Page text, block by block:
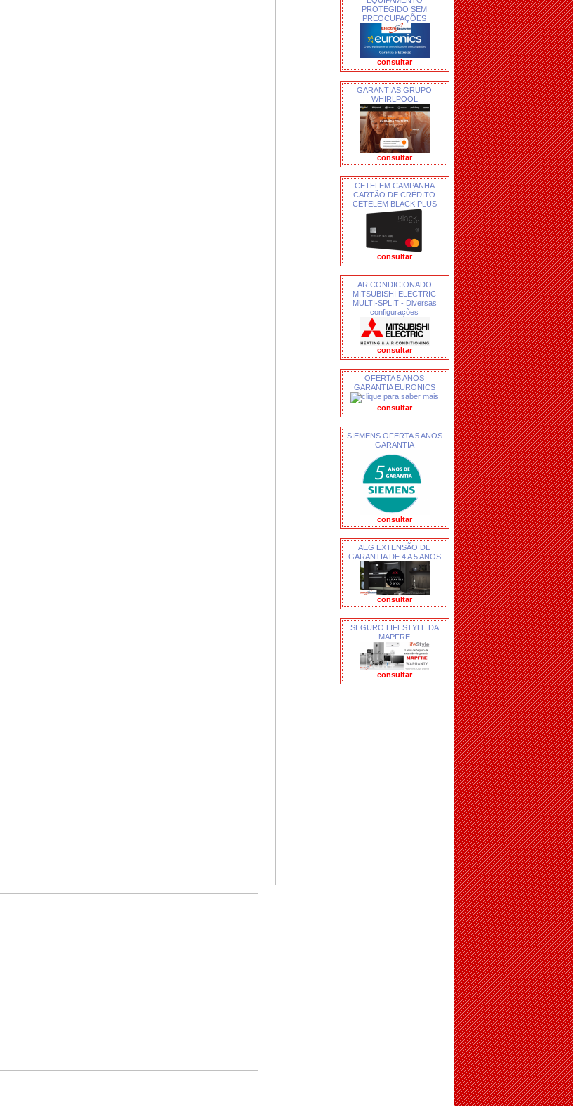
PROTEGIDO SEM
PREOCUPAÇÕES
consultar
GARANTIAS GRUPO
WHIRLPOOL
consultar
CETELEM CAMPANHA
CARTÃO DE CRÉDITO
CETELEM BLACK PLUS
consultar
AR CONDICIONADO
MITSUBISHI ELECTRIC
MULTI-SPLIT - Diversas
configurações
consultar
OFERTA 5 ANOS
GARANTIA EURONICS
consultar
SIEMENS OFERTA 5 ANOS
GARANTIA
consultar
AEG EXTENSÃO DE
GARANTIA DE 4 A 5 ANOS
consultar
SEGURO LIFESTYLE DA
MAPFRE
consultar